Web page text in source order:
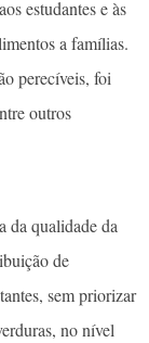
estudantes e às
a famílias.
perecíveis, foi
outros
da qualidade da
de
sem priorizar
no nível